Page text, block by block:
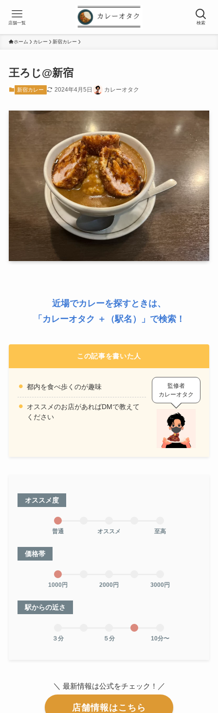
検索
店舗一覧
ホーム カレー 新宿カレー
王ろじ@新宿
新宿カレー 2024年4月5日 カレーオタク
近場でカレーを探すときは、
「 カレーオタク ＋（駅名） 」で検索！
この記事を書いた人
都内を食べ歩くのが趣味
オススメのお店があればDMで教えて
ください
監修者
カレーオタク
オススメ度
普通 オススメ 至高
価格帯
1000円 2000円 3000円
駅からの近さ
３分 ５分 10分〜
＼ 最新情報は公式をチェック！ ／
店舗情報はこちら